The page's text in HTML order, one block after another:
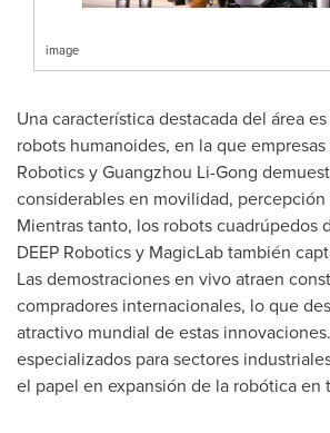
image
Una característica destacada del área
robots humanoides, en la que
Robotics y Guangzhou Li-Gong
considerables en movilidad,
Mientras tanto, los robots cuadrúpedos
DEEP Robotics y MagicLab también
Las demostraciones en vivo atraen
compradores internacionales, lo que
atractivo mundial de estas
especializados para sectores
el papel en expansión de la robótica en